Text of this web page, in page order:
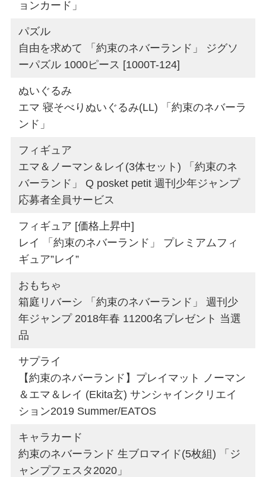
ョンカード」
パズル
自由を求めて 「約束のネバーランド」 ジグソ
ーパズル 1000ピース [1000T-124]
ぬいぐるみ
エマ 寝そべりぬいぐるみ(LL) 「約束のネバーラ
ンド」
フィギュア
エマ＆ノーマン＆レイ(3体セット) 「約束のネ
バーランド」 Q posket petit 週刊少年ジャンプ
応募者全員サービス
フィギュア [価格上昇中]
レイ 「約束のネバーランド」 プレミアムフィ
ギュア”レイ”
おもちゃ
箱庭リバーシ 「約束のネバーランド」 週刊少
年ジャンプ 2018年春 11200名プレゼント 当選
品
サプライ
【約束のネバーランド】プレイマット ノーマン
＆エマ＆レイ (Ekita玄) サンシャインクリエイ
ション2019 Summer/EATOS
キャラカード
約束のネバーランド 生ブロマイド(5枚組) 「ジ
ャンプフェスタ2020」